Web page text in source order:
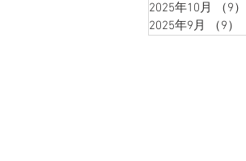
2025年10月
（9）
2025年9月
（9）